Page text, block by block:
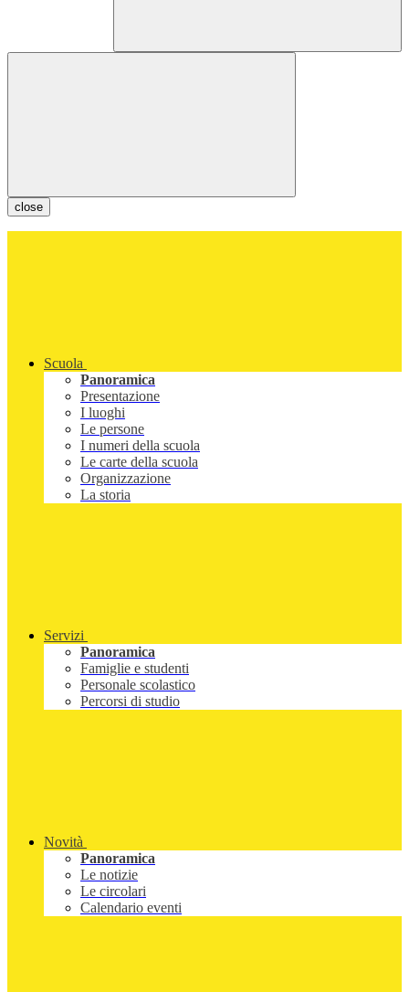
close
Scuola
Panoramica
Presentazione
I luoghi
Le persone
I numeri della scuola
Le carte della scuola
Organizzazione
La storia
Servizi
Panoramica
Famiglie e studenti
Personale scolastico
Percorsi di studio
Novità
Panoramica
Le notizie
Le circolari
Calendario eventi